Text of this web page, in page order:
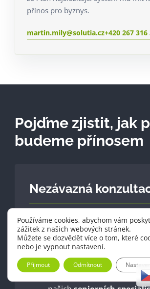
přínos pro byznys.
martin.mily@solutia.cz+420 267 316
Pojďme zjistit, jak
budeme přínosem
Nezávazná
Vyplňte formulář a my se vám
v rámci nezávazné konzultaci.
vyhodnotíme vaši situaci a
optimální řešení.
Váš vzkaz si přečte jeden z
Používáme cookies, abychom vám
zážitek z našich webových stránek.
Můžete se dozvědět více o tom, které
nebo je vypnout nastavení.
Přijmout Odmítnout